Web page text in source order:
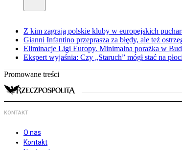
Z kim zagrają polskie kluby w europejskich
Gianni Infantino przeprasza za błędy, ale też
Eliminacje Ligi Europy. Minimalna porażka w
Ekspert wyjaśnia: Czy „Staruch” mógł stać na
Promowane treści
KONTAKT
O nas
Kontakt